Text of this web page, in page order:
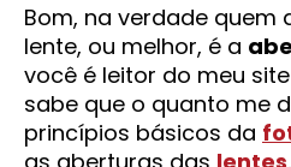
Bom, na verdade quem
lente, ou melhor, é a
você é leitor do meu
sabe que o quanto me
princípios básicos da